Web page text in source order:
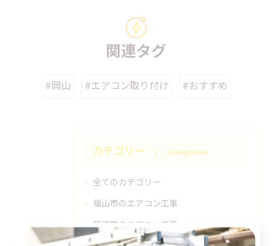
関連タグ
#岡山 #エアコン取り付け #おすすめ
カテゴリー Categories
全てのカテゴリー
福山市のエアコン工事
尾道市のエアコン工事